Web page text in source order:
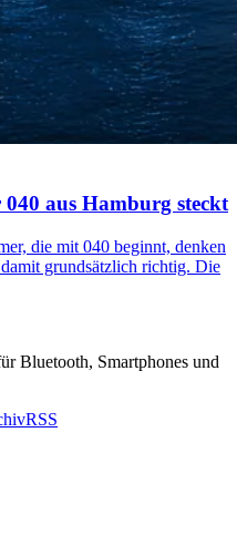
aus Hamburg steckt
die mit 040 beginnt, denken
grundsätzlich richtig. Die
Bluetooth, Smartphones und
RSS